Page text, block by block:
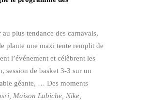
plus tendance des carnavals,
plante une maxi tente remplit de
l’événement et célèbrent les
session de basket 3-3 sur un
géante, … Des moments
Maison Labiche, Nike,